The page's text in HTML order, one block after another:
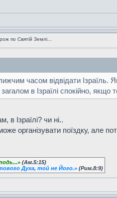
по Святій Землі...
часом відвідати Ізраїль.
в Ізраїлі спокійно, якщо
в Ізраїлі? чи ні..
організувати поїздку, але
(Ам.5:15)
Духа, той не Його.» (Рим.8:9)